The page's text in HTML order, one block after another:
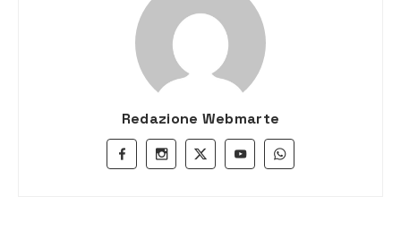
Redazione Webmarte